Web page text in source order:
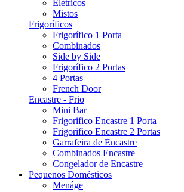
Elétricos
Mistos
Frigoríficos
Frigorífico 1 Porta
Combinados
Side by Side
Frigorífico 2 Portas
4 Portas
French Door
Encastre - Frio
Mini Bar
Frigorifico Encastre 1 Porta
Frigorifico Encastre 2 Portas
Garrafeira de Encastre
Combinados Encastre
Congelador de Encastre
Pequenos Domésticos
Menáge